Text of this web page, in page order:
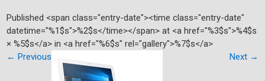
Published <span class="entry-date"><time class="entry-date"
datetime="%1$s">%2$s</time></span> at <a href="%3$s">%4$s
× %5$s</a> in <a href="%6$s" rel="gallery">%7$s</a>
← Previous Next →